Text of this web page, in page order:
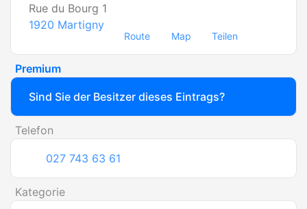
Rue du Bourg 1
1920 Martigny
Route Map Teilen
Premium
Sind Sie der Besitzer dieses Eintrags?
Telefon
027 743 63 61
Kategorie